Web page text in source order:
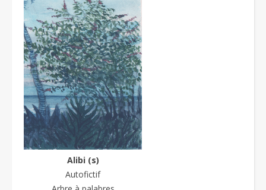
Alibi (s)
Autofictif